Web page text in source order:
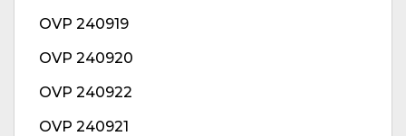
OVP 240919
OVP 240920
OVP 240922
OVP 240921